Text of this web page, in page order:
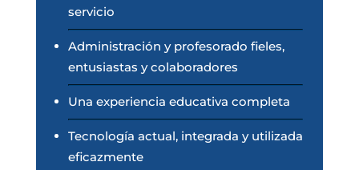
servicio
Administración y profesorado fieles,
entusiastas y colaboradores
Una experiencia educativa completa
Tecnología actual, integrada y utilizada
eficazmente